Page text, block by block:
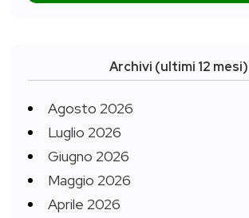
Archivi (ultimi 12 mesi)
Agosto 2026
Luglio 2026
Giugno 2026
Maggio 2026
Aprile 2026